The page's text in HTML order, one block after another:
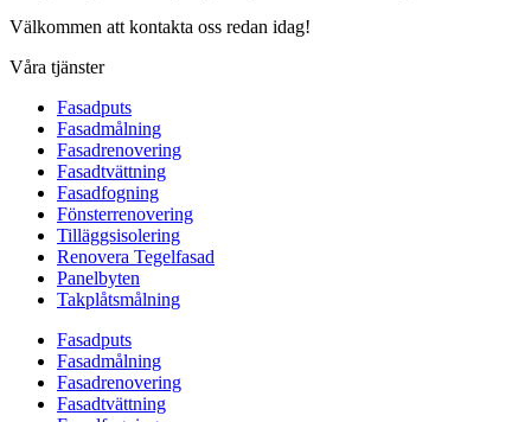
Välkommen att kontakta oss redan idag!
Våra tjänster
Fasadputs
Fasadmålning
Fasadrenovering
Fasadtvättning
Fasadfogning
Fönsterrenovering
Tilläggsisolering
Renovera Tegelfasad
Panelbyten
Takplåtsmålning
Fasadputs
Fasadmålning
Fasadrenovering
Fasadtvättning